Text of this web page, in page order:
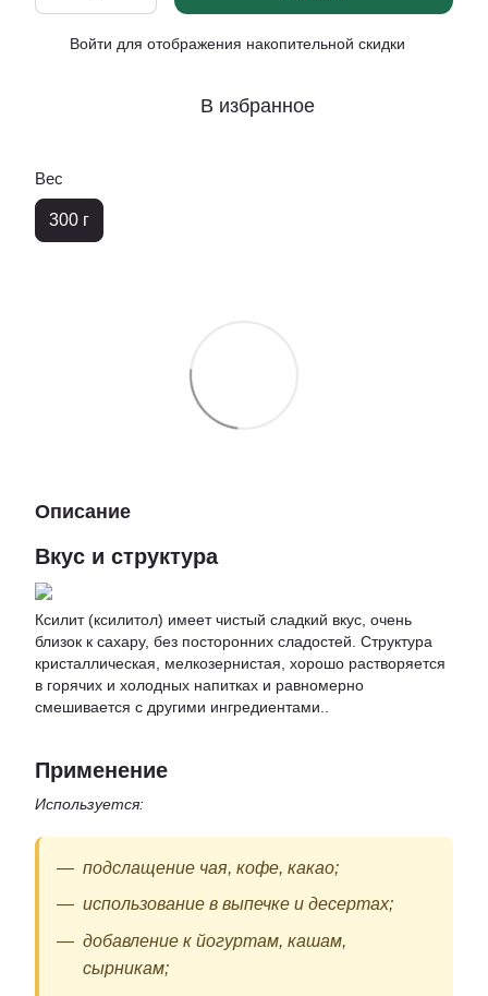
Войти для отображения накопительной скидки
В избранное
Вес
300 г
Описание
Вкус и структура
Ксилит (ксилитол) имеет чистый сладкий вкус, очень
близок к сахару, без посторонних сладостей. Структура
кристаллическая, мелкозернистая, хорошо растворяется
в горячих и холодных напитках и равномерно
смешивается с другими ингредиентами..
Применение
Используется:
подслащение чая, кофе, какао;
использование в выпечке и десертах;
добавление к йогуртам, кашам,
сырникам;